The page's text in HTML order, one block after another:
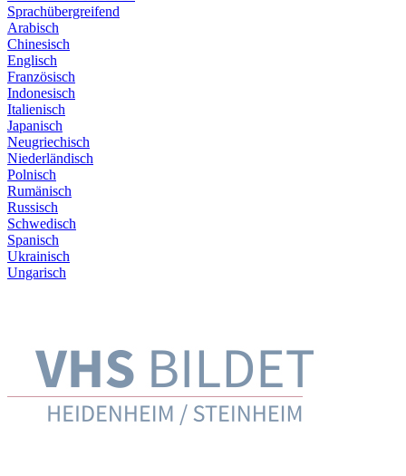
Sprachübergreifend
Arabisch
Chinesisch
Englisch
Französisch
Indonesisch
Italienisch
Japanisch
Neugriechisch
Niederländisch
Polnisch
Rumänisch
Russisch
Schwedisch
Spanisch
Ukrainisch
Ungarisch